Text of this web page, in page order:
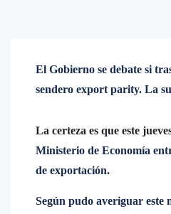
El Gobierno se debate si
sendero export parity. La
La certeza es que este
Ministerio de Economía
de exportación.
Según pudo averiguar este